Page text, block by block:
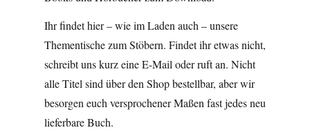
Ihr findet hier – wie im Laden auch – unsere
Thementische zum Stöbern. Findet ihr etwas nicht,
schreibt uns kurz eine E-Mail oder ruft an. Nicht
alle Titel sind über den Shop bestellbar, aber wir
besorgen euch versprochener Maßen fast jedes neu
lieferbare Buch.